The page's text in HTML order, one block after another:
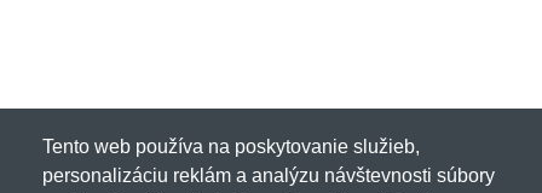
Tento web používa na poskytovanie služieb,
personalizáciu reklám a analýzu návštevnosti súbory